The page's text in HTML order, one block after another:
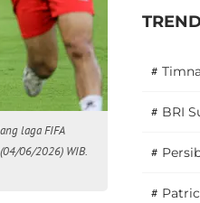
laga FIFA
06/2026) WIB.
#
# BRI
#
#